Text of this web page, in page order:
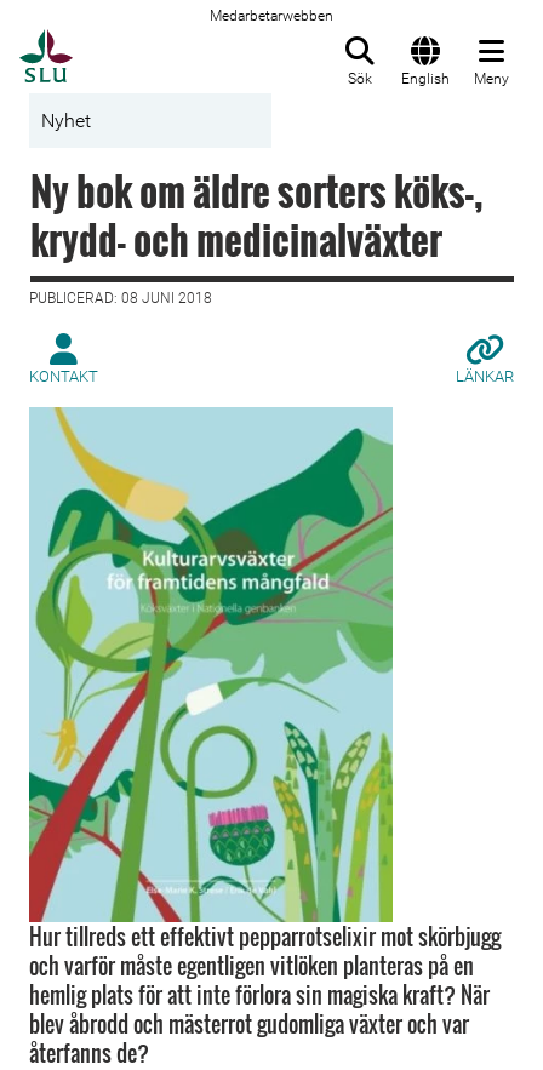
Medarbetarwebben
Sök English Meny
Nyhet
Ny bok om äldre sorters köks-,
krydd- och medicinalväxter
PUBLICERAD: 08 JUNI 2018
KONTAKT LÄNKAR
Hur tillreds ett effektivt pepparrotselixir mot skörbjugg
och varför måste egentligen vitlöken planteras på en
hemlig plats för att inte förlora sin magiska kraft? När
blev åbrodd och mästerrot gudomliga växter och var
återfanns de?